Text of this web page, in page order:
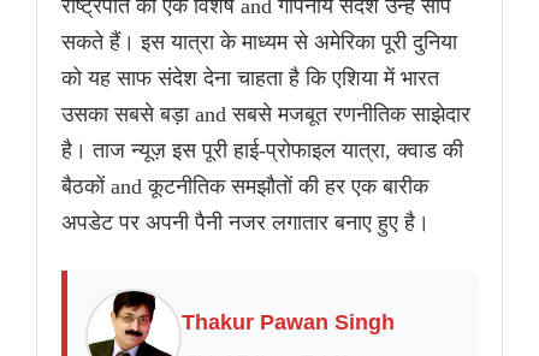
राष्ट्रपति का एक विशेष and गोपनीय संदेश उन्हें सौंप
सकते हैं। इस यात्रा के माध्यम से अमेरिका पूरी दुनिया
को यह साफ संदेश देना चाहता है कि एशिया में भारत
उसका सबसे बड़ा and सबसे मजबूत रणनीतिक साझेदार
है। ताज न्यूज़ इस पूरी हाई-प्रोफाइल यात्रा, क्वाड की
बैठकों and कूटनीतिक समझौतों की हर एक बारीक
अपडेट पर अपनी पैनी नजर लगातार बनाए हुए है।
Thakur Pawan Singh